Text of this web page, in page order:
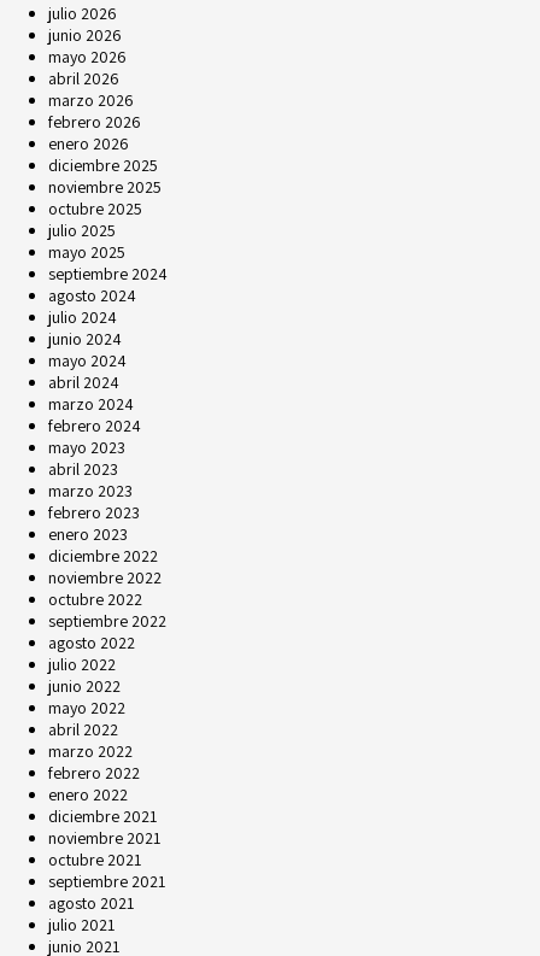
julio 2026
junio 2026
mayo 2026
abril 2026
marzo 2026
febrero 2026
enero 2026
diciembre 2025
noviembre 2025
octubre 2025
julio 2025
mayo 2025
septiembre 2024
agosto 2024
julio 2024
junio 2024
mayo 2024
abril 2024
marzo 2024
febrero 2024
mayo 2023
abril 2023
marzo 2023
febrero 2023
enero 2023
diciembre 2022
noviembre 2022
octubre 2022
septiembre 2022
agosto 2022
julio 2022
junio 2022
mayo 2022
abril 2022
marzo 2022
febrero 2022
enero 2022
diciembre 2021
noviembre 2021
octubre 2021
septiembre 2021
agosto 2021
julio 2021
junio 2021